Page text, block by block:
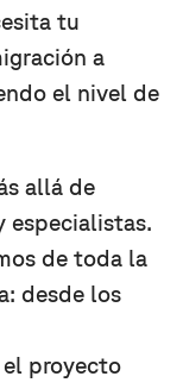
tu
a
el nivel de
allá de
especialistas.
de toda la
desde los
proyecto